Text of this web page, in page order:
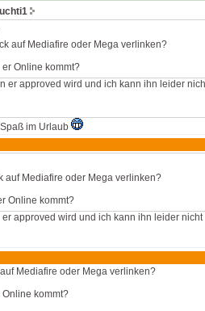
auf Mediafire oder Mega verlinken?
Online kommt?
er approved wird und ich kann ihn leider
im Urlaub
auf Mediafire oder Mega verlinken?
Online kommt?
approved wird und ich kann ihn leider
Mediafire oder Mega verlinken?
kommt?